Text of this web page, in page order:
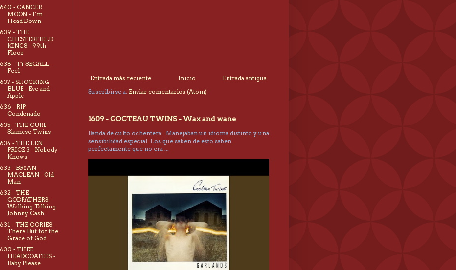
Entrada más reciente Entrada antigua
Inicio
Suscribirse a: Enviar comentarios (Atom)
1609 - COCTEAU TWINS - Wax and wane
Banda de culto ochentera . Manejaban un idioma distinto y una
sensibilidad especial. Los que saben de esto saben
perfectamente que no era ...
640 - CANCER
MOON - I´m
Head Down
639 - THE
CHESTERFIELD
KINGS - 99th
Floor
638 - TY SEGALL -
Feel
637 - SHOCKING
BLUE - Eve and
Apple
636 - RIP -
Condenado
635 - THE CURE -
Siamese Twins
634 - THE LEN
PRICE 3 - Nobody
Knows
633 - BRYAN
MACLEAN - Old
Man
632 - THE
GODFATHERS -
Walking Talking
Johnny Cash...
631 - THE GORIES -
There But for the
Grace of God
630 - THEE
HEADCOATEES -
Baby Please